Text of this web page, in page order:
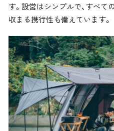
す。設営はシンプルで、すべて
収まる携行性も備えています。